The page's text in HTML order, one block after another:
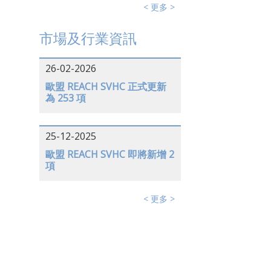
< 更多 >
市場及行業資訊
26-02-2026
歐盟 REACH SVHC 正式更新
為 253 項
25-12-2025
歐盟 REACH SVHC 即將新增 2
項
< 更多 >